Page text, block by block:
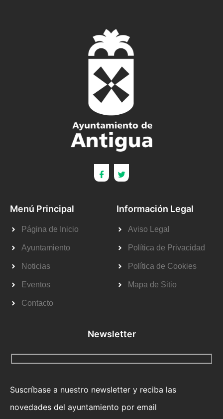
Menú Principal
Página de Inicio
Ayuntamiento
Noticias
Eventos
Contacto
Información Legal
Aviso Legal
Política de Privacidad
Política de Cookies
Mapa de Sitio
Newsletter
Suscríbase a nuestro newsletter y reciba las
novedades del ayuntamiento por email